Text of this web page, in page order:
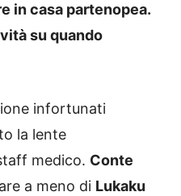
in casa partenopea.
su quando
infortunati
la lente
medico. Conte
a meno di Lukaku